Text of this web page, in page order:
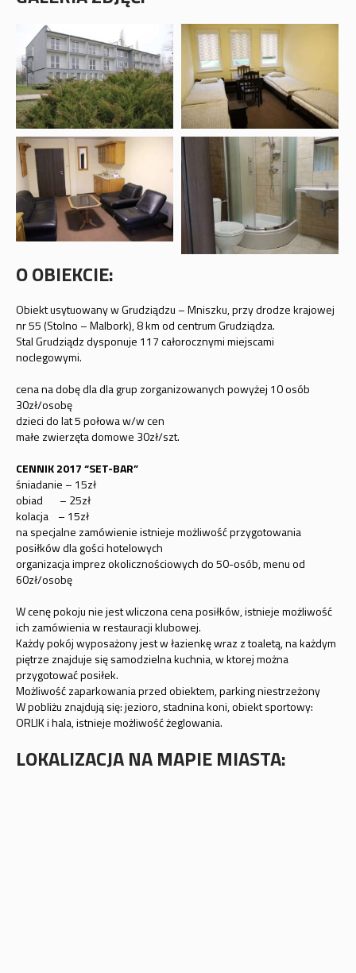
O OBIEKCIE:
Obiekt usytuowany w Grudziądzu – Mniszku, przy drodze krajowej
nr 55 (Stolno – Malbork), 8 km od centrum Grudziądza.
Stal Grudziądz dysponuje 117 całorocznymi miejscami
noclegowymi.
cena na dobę dla dla grup zorganizowanych powyżej 10 osób
30zł/osobę
dzieci do lat 5 połowa w/w cen
małe zwierzęta domowe 30zł/szt.
CENNIK 2017 “SET-BAR”
śniadanie – 15zł
obiad – 25zł
kolacja – 15zł
na specjalne zamówienie istnieje możliwość przygotowania
posiłków dla gości hotelowych
organizacja imprez okolicznościowych do 50-osób, menu od
60zł/osobę
W cenę pokoju nie jest wliczona cena posiłków, istnieje możliwość
ich zamówienia w restauracji klubowej.
Każdy pokój wyposażony jest w łazienkę wraz z toaletą, na każdym
piętrze znajduje się samodzielna kuchnia, w ktorej można
przygotować posiłek.
Możliwość zaparkowania przed obiektem, parking niestrzeżony
W pobliżu znajdują się: jezioro, stadnina koni, obiekt sportowy:
ORLIK i hala, istnieje możliwość żeglowania.
LOKALIZACJA NA MAPIE MIASTA: